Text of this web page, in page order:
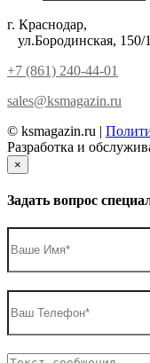
г. Краснодар,
ул.Бородинская, 150/
+7 (861) 240-44-01
sales@ksmagazin.ru
© ksmagazin.ru |
Разработка и
×
Задать вопрос